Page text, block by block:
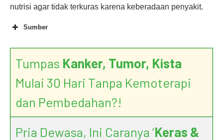
nutrisi agar tidak terkuras karena keberadaan penyakit.
Sumber
Tumpas Kanker, Tumor, Kista
Mulai 30 Hari Tanpa Kemoterapi
dan Pembedahan?!
Pria Dewasa, Ini Caranya ‘Keras &